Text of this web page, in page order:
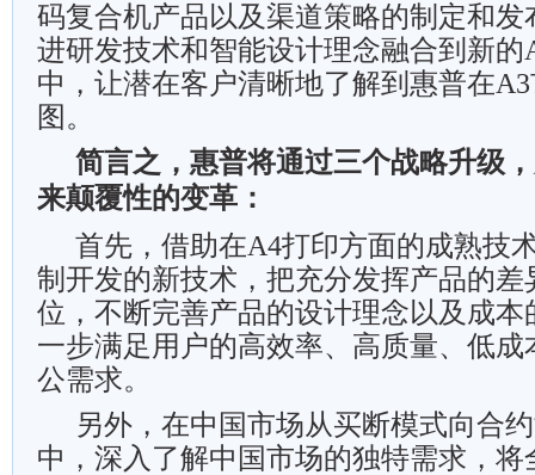
码复合机产品以及渠道策略的制定和发
进研发技术和智能设计理念融合到新的
中，让潜在客户清晰地了解到惠普在
图。
简言之，惠普将通过三个战略升级
来颠覆性的变革：
首先，借助在A4打印方面的成熟技
制开发的新技术，把充分发挥产品的差
位，不断完善产品的设计理念以及成本
一步满足用户的高效率、高质量、低成
公需求。
另外，在中国市场从买断模式向合
中，深入了解中国市场的独特需求，将